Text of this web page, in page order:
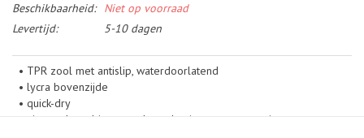
Beschikbaarheid:
Niet op voorraad
Levertijd:
5-10 dagen
• TPR zool met antislip, waterdoorlatend
• lycra bovenzijde
• quick-dry
• uitneembare binnenzool met honingraat constructie